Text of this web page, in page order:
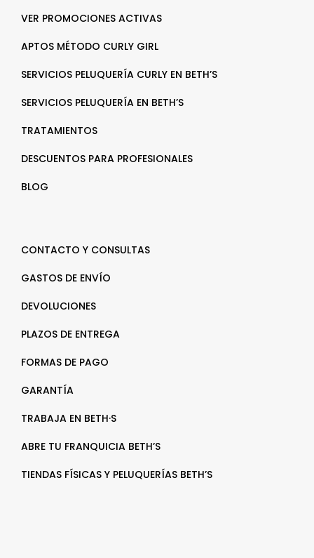
VER PROMOCIONES ACTIVAS
APTOS MÉTODO CURLY GIRL
SERVICIOS PELUQUERÍA CURLY EN BETH’S
SERVICIOS PELUQUERÍA EN BETH’S
TRATAMIENTOS
DESCUENTOS PARA PROFESIONALES
BLOG
CONTACTO Y CONSULTAS
GASTOS DE ENVÍO
DEVOLUCIONES
PLAZOS DE ENTREGA
FORMAS DE PAGO
GARANTÍA
TRABAJA EN BETH·S
ABRE TU FRANQUICIA BETH’S
TIENDAS FÍSICAS Y PELUQUERÍAS BETH’S